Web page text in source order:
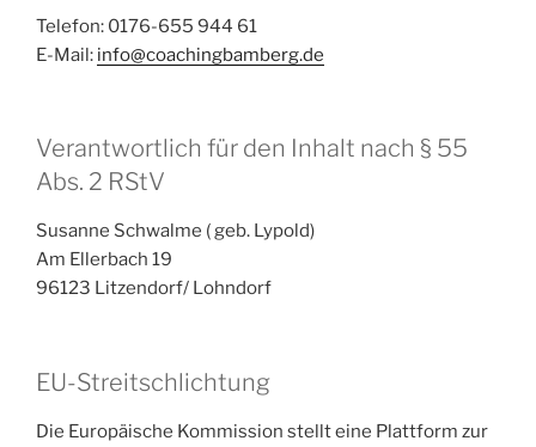
Telefon: 0176-655 944 61
E-Mail: info@coachingbamberg.de
Verantwortlich für den Inhalt nach § 55
Abs. 2 RStV
Susanne Schwalme ( geb. Lypold)
Am Ellerbach 19
96123 Litzendorf/ Lohndorf
EU-Streitschlichtung
Die Europäische Kommission stellt eine Plattform zur